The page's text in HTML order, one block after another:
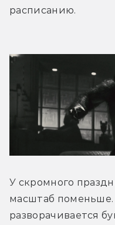
расписанию.
У скромного
масштаб
разворачивается